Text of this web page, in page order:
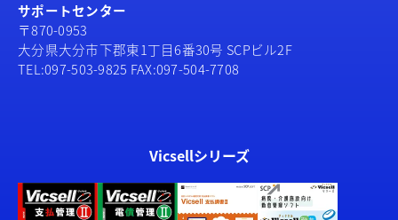
サポートセンター
〒870-0953
大分県大分市下郡東1丁目6番30号 SCPビル2F
TEL:097-503-9825 FAX:097-504-7708
Vicsellシリーズ